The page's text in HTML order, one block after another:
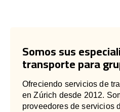
Somos sus
transporte para
Ofreciendo servicios de
en Zúrich desde 2012.
proveedores de servicios